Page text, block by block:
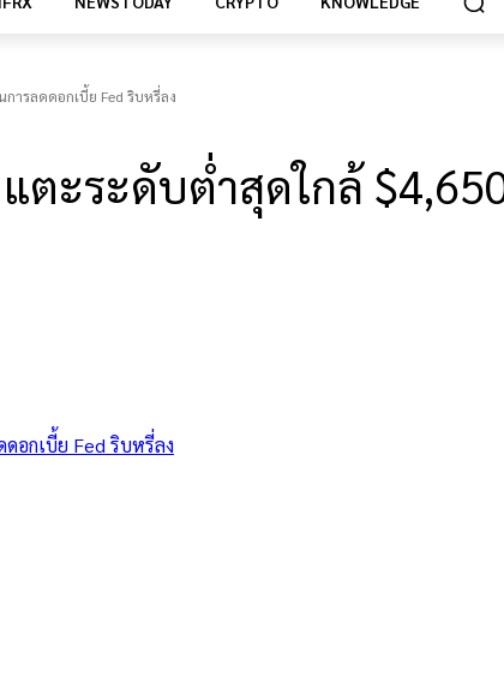
ารลดดอกเบี้ย Fed ริบหรี่ลง
ตะระดับต่ำสุดใกล้